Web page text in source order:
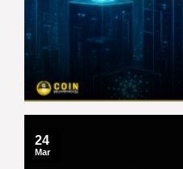
24
Mar